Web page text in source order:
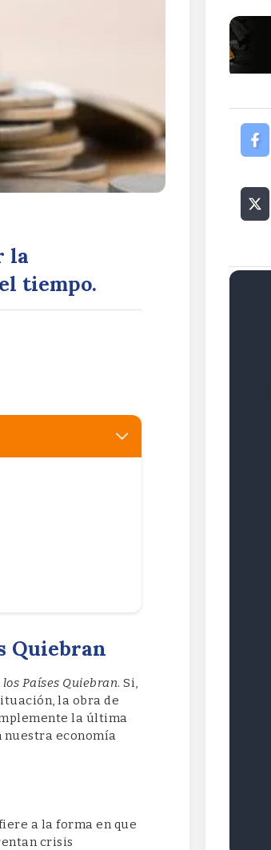
la
tiempo.
Quiebran
los Países Quiebran. Si,
la obra de
la última
economía
a la forma en que
crisis